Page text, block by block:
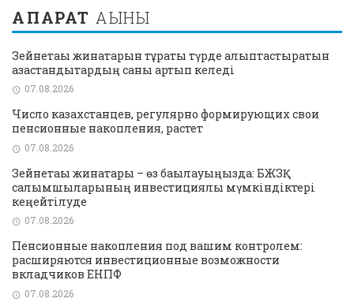
АҚПАРАТ АҒЫНЫ
Зейнетақы жинақтарын тұрақты түрде қалыптастыратын
қазақстандықтардың саны артып келеді
07.08.2026
Число казахстанцев, регулярно формирующих свои
пенсионные накопления, растет
07.08.2026
Зейнетақы жинақтары – өз бақылауыңызда: БЖЗҚ
салымшыларының инвестициялық мүмкіндіктері
кеңейтілуде
07.08.2026
Пенсионные накопления под вашим контролем:
расширяются инвестиционные возможности
вкладчиков ЕНПФ
07.08.2026